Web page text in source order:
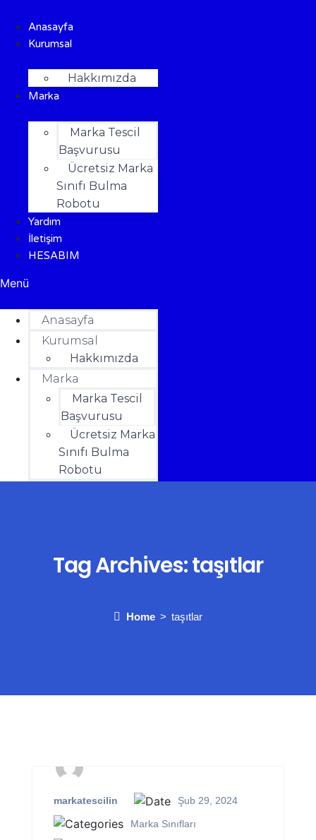
Anasayfa
Kurumsal
Hakkımızda
Marka
Marka Tescil
Başvurusu
Ücretsiz Marka
Sınıfı Bulma
Robotu
Yardım
İletişim
HESABIM
Menü
Anasayfa
Kurumsal
Hakkımızda
Marka
Marka Tescil
Başvurusu
Ücretsiz Marka
Sınıfı Bulma
Robotu
Tag Archives:taşıtlar
Home taşıtlar
markatescilin Şub 29, 2024
Marka Sınıfları